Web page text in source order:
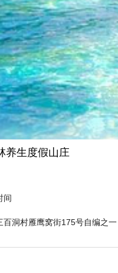
养生度假山庄
间
百洞村雁鹰窝街175号自编之一